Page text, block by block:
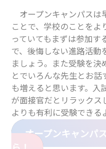
オープンキャンパスは
ことで、学校のことを
っていてもまずは参加す
で、後悔しない進路活動
ましょう。また受験を
とでいろんな先生とお
も増えると思います。入
が面接官だとリラックス
よりも有利に受験できる
オープンキャンパ